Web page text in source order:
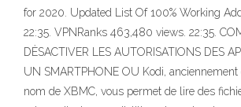
for 2020. Updated List Of 100% Working
22:35. VPNRanks 463,480 views. 22:35.
DÈSACTIVER LES AUTORISATIONS DES
UN SMARTPHONE OU Kodi,
nom de XBMC, vous permet de lire des